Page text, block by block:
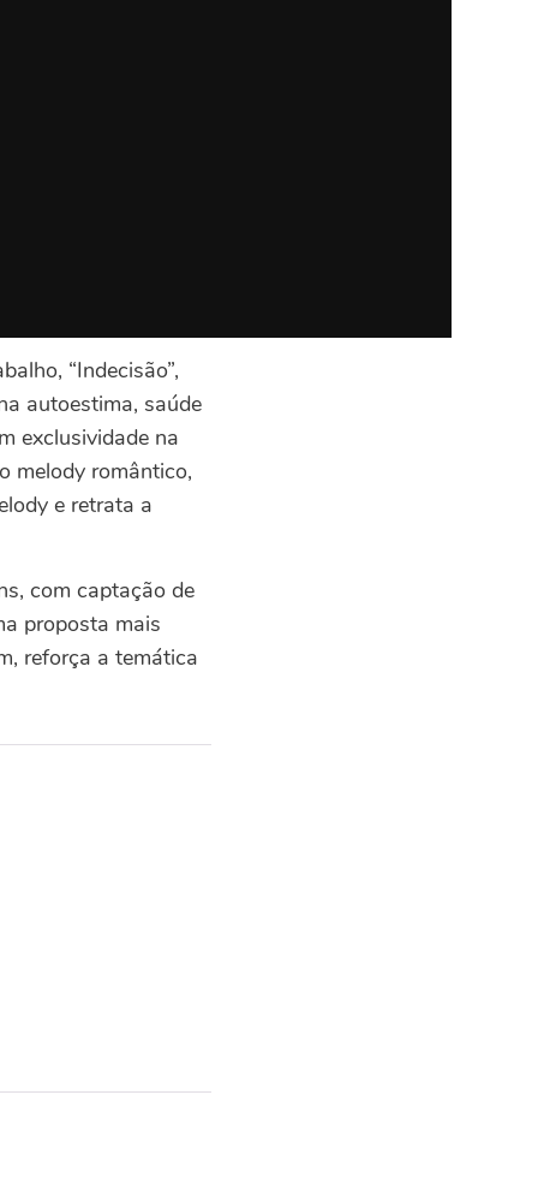
“Indecisão”,
autoestima, saúde
exclusividade na
melody romântico,
e retrata a
com captação de
proposta mais
reforça a temática